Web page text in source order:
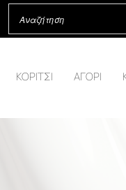
ΚΟΡΙΤΣΙ ΑΓΟΡΙ